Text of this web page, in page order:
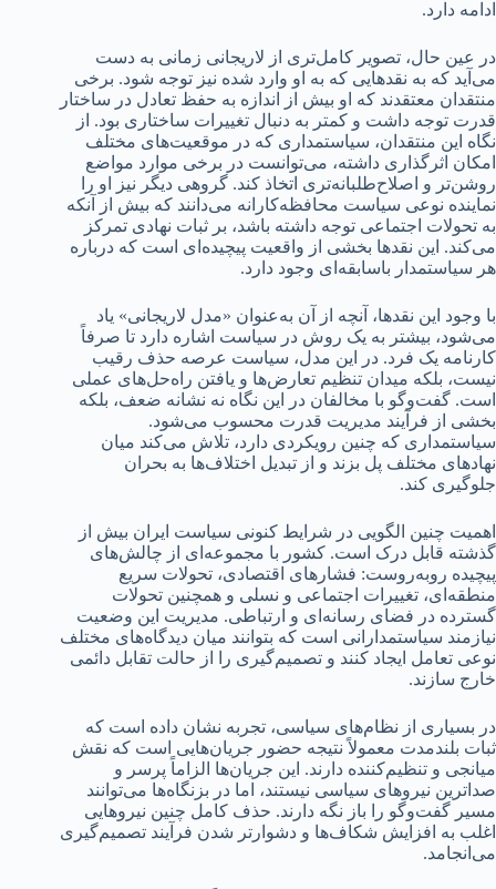
ادامه دارد.
در عین حال، تصویر کامل‌تری از لاریجانی زمانی به دست
می‌آید که به نقدهایی که به او وارد شده نیز توجه شود. برخی
منتقدان معتقدند که او بیش از اندازه به حفظ تعادل در ساختار
قدرت توجه داشت و کمتر به دنبال تغییرات ساختاری بود. از
نگاه این منتقدان، سیاستمداری که در موقعیت‌های مختلف
امکان اثرگذاری داشته، می‌توانست در برخی موارد مواضع
روشن‌تر و اصلاح‌طلبانه‌تری اتخاذ کند. گروهی دیگر نیز او را
نماینده نوعی سیاست محافظه‌کارانه می‌دانند که بیش از آنکه
به تحولات اجتماعی توجه داشته باشد، بر ثبات نهادی تمرکز
می‌کند. این نقدها بخشی از واقعیت پیچیده‌ای است که درباره
هر سیاستمدار باسابقه‌ای وجود دارد.
با وجود این نقدها، آنچه از آن به‌عنوان «مدل لاریجانی» یاد
می‌شود، بیشتر به یک روش در سیاست اشاره دارد تا صرفاً
کارنامه یک فرد. در این مدل، سیاست عرصه حذف رقیب
نیست، بلکه میدان تنظیم تعارض‌ها و یافتن راه‌حل‌های عملی
است. گفت‌وگو با مخالفان در این نگاه نه نشانه ضعف، بلکه
بخشی از فرآیند مدیریت قدرت محسوب می‌شود.
سیاستمداری که چنین رویکردی دارد، تلاش می‌کند میان
نهادهای مختلف پل بزند و از تبدیل اختلاف‌ها به بحران
جلوگیری کند.
اهمیت چنین الگویی در شرایط کنونی سیاست ایران بیش از
گذشته قابل درک است. کشور با مجموعه‌ای از چالش‌های
پیچیده روبه‌روست: فشارهای اقتصادی، تحولات سریع
منطقه‌ای، تغییرات اجتماعی و نسلی و همچنین تحولات
گسترده در فضای رسانه‌ای و ارتباطی. مدیریت این وضعیت
نیازمند سیاستمدارانی است که بتوانند میان دیدگاه‌های مختلف
نوعی تعامل ایجاد کنند و تصمیم‌گیری را از حالت تقابل دائمی
خارج سازند.
در بسیاری از نظام‌های سیاسی، تجربه نشان داده است که
ثبات بلندمدت معمولاً نتیجه حضور جریان‌هایی است که نقش
میانجی و تنظیم‌کننده دارند. این جریان‌ها الزاماً پرسر و
صداترین نیروهای سیاسی نیستند، اما در بزنگاه‌ها می‌توانند
مسیر گفت‌وگو را باز نگه دارند. حذف کامل چنین نیروهایی
اغلب به افزایش شکاف‌ها و دشوارتر شدن فرآیند تصمیم‌گیری
می‌انجامد.